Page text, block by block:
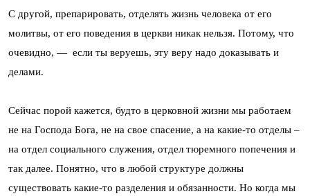
С другой, препарировать, отделять жизнь человека от его
молитвы, от его поведения в церкви никак нельзя. Потому, что
очевидно, — если ты веруешь, эту веру надо доказывать и
делами.
Сейчас порой кажется, будто в церковной жизни мы работаем
не на Господа Бога, не на свое спасение, а на какие-то отделы –
на отдел социального служения, отдел тюремного попечения и
так далее. Понятно, что в любой структуре должны
существовать какие-то разделения и обязанности. Но когда мы